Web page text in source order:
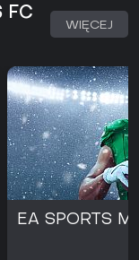
FC
WIĘCEJ
EA SPORTS